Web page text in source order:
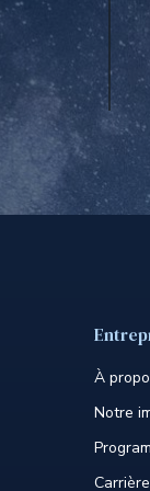
À
Notre
Carrière